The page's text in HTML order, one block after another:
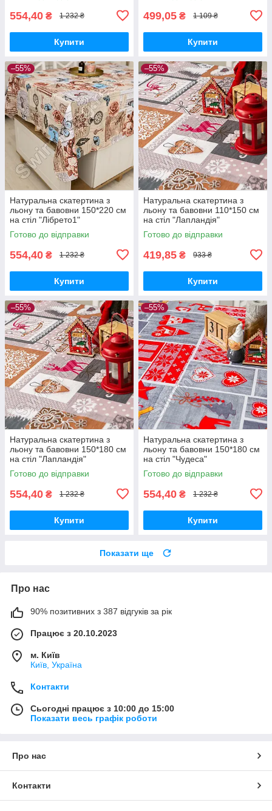
554,40 ₴ 1 232 ₴
Купити
499,05 ₴ 1 109 ₴
Купити
–55%
Натуральна скатертина з
льону та бавовни 150*220 см
на стіл "Лібрето1"
Готово до відправки
554,40 ₴ 1 232 ₴
Купити
–55%
Натуральна скатертина з
льону та бавовни 110*150 см
на стіл "Лапландія"
Готово до відправки
419,85 ₴ 933 ₴
Купити
–55%
Натуральна скатертина з
льону та бавовни 150*180 см
на стіл "Лапландія"
Готово до відправки
554,40 ₴ 1 232 ₴
Купити
–55%
Натуральна скатертина з
льону та бавовни 150*180 см
на стіл "Чудеса"
Готово до відправки
554,40 ₴ 1 232 ₴
Купити
Показати ще
Про нас
90% позитивних з 387 відгуків за рік
Працює з 20.10.2023
м. Київ
Київ, Україна
Контакти
Сьогодні працює з 10:00 до 15:00
Показати весь графік роботи
Про нас
Контакти